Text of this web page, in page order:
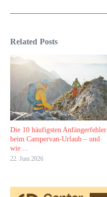
Related Posts
Die 10 häufigsten Anfängerfehler
beim Campervan-Urlaub – und
wie ...
22. Juni 2026